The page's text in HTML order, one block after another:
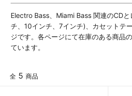
Electro Bass、Miami Bass 関連のCD
チ、10インチ、7インチ)、カセットテ
ジです。各ページにて在庫のある商品
ています。
全 5 商品